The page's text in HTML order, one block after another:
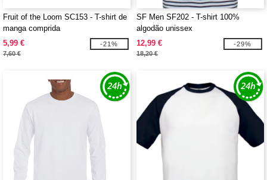
Fruit of the Loom SC153 - T-shirt de
manga comprida
5,99 €
7,60 €
-21%
SF Men SF202 - T-shirt 100%
algodão unissex
12,99 €
18,20 €
-29%